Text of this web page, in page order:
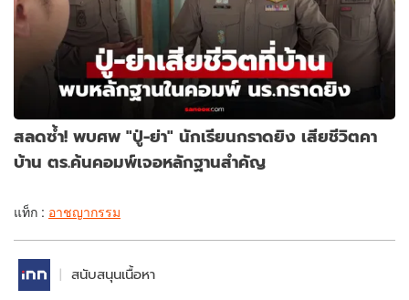
สลดซ้ำ! พบศพ "ปู่-ย่า" นักเรียนกราดยิง เสียชีวิตคา
บ้าน ตร.ค้นคอมพ์เจอหลักฐานสำคัญ
แท็ก : อาชญากรรม
สนับสนุนเนื้อหา